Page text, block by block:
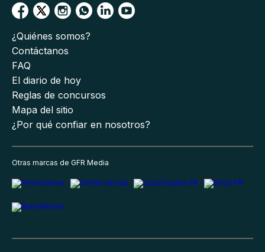
¿Quiénes somos?
Contáctanos
FAQ
El diario de hoy
Reglas de concursos
Mapa del sitio
¿Por qué confiar en nosotros?
Otras marcas de GFR Media